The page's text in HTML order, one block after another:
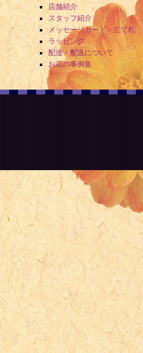
店舗紹介
スタッフ紹介
メッセージカード・立て札
ラッピング
配達・配送について
お花の事例集